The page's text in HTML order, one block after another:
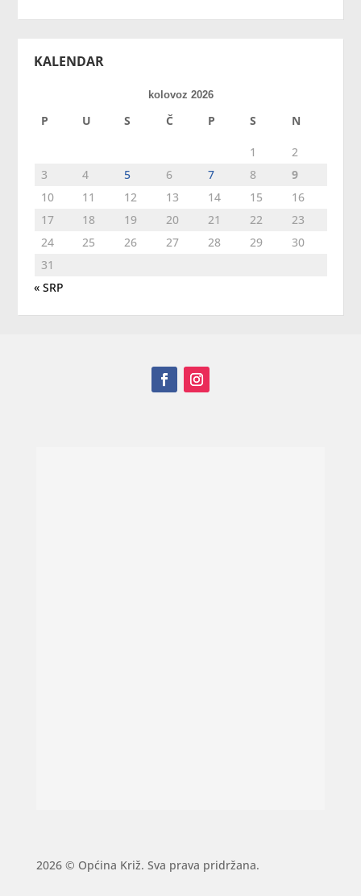
KALENDAR
kolovoz 2026
P U S Č P S N
1
2
3
4 5 6 7 8
9
10
11 12 13 14 15
16
17
18 19 20 21 22
23
24
25 26 27 28 29
30
31
« SRP
2026 © Općina Križ. Sva prava pridržana.